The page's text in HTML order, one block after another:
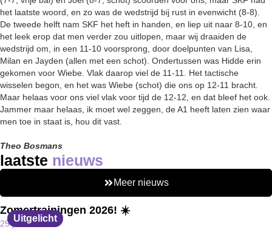
het laatste woord, en zo was de wedstrijd bij rust in evenwicht (8-8).
De tweede helft nam SKF het heft in handen, en liep uit naar 8-10, en
het leek erop dat men verder zou uitlopen, maar wij draaiden de
wedstrijd om, in een 11-10 voorsprong, door doelpunten van Lisa,
Milan en Jayden (allen met een schot). Ondertussen was Hidde erin
gekomen voor Wiebe. Vlak daarop viel de 11-11. Het tactische
wisselen begon, en het was Wiebe (schot) die ons op 12-11 bracht.
Maar helaas voor ons viel vlak voor tijd de 12-12, en dat bleef het ook.
Jammer maar helaas, ik moet wel zeggen, de A1 heeft laten zien waar
men toe in staat is, hou dit vast.
Theo Bosmans
laatste nieuws
Meer nieuws
Uitgelicht
Zomertrainingen 2026! ☀️
25 juni 2026